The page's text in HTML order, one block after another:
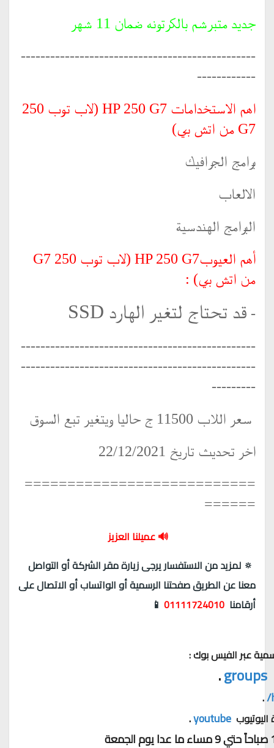
جديد متبرشم بالكرتونه ضمان 11 شهر
------------------------------------------------
------------
اهم الاستخدامات HP 250 G7 (لاب توب 250
G7 من اتش بي)
برامج الجرافيك
الالعاب
البرامج الهندسية
أهم العيوبHP 250 G7 (لاب توب 250 G7
من اتش بي) :
- قد تحتاج لتغير الهارد SSD
------------------------------------------------
------------------------------------------------
---------
سعر اللاب 11500 ج حاليا ويتغير تبع السوق
اخر تحديث تاريخ 22/12/2021
===========================
======
🔊 عميلنا العزيز
🔅 لمزيد من الاستفسار يرجى زيارة مقر الشركة أو التواصل
معنا عن الطريق صفحتنا الرسمية أو الواتساب أو الاتصال على
أرقامنا 01111724010
📱
عبر الفيس بوك :
groups
.
.
youtube
.